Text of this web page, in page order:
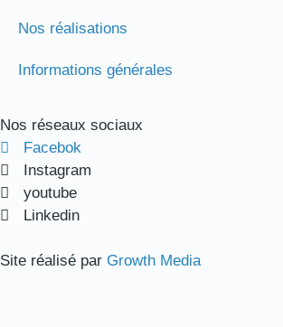
Nos réalisations
Informations générales
Nos réseaux sociaux
Facebok
Instagram
youtube
Linkedin
Site réalisé par Growth Media